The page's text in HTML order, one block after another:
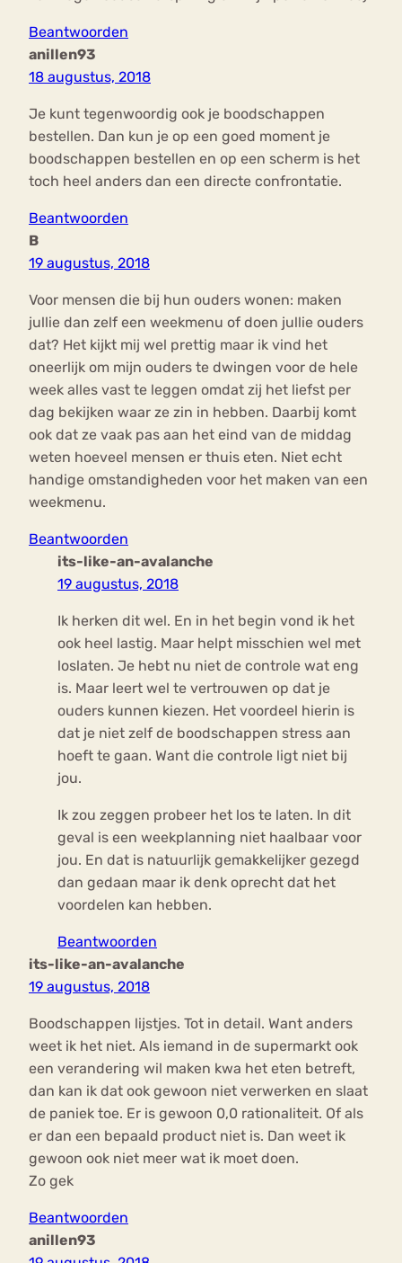
Beantwoorden
anillen93
18 augustus, 2018
Je kunt tegenwoordig ook je boodschappen
bestellen. Dan kun je op een goed moment je
boodschappen bestellen en op een scherm is het
toch heel anders dan een directe confrontatie.
Beantwoorden
B
19 augustus, 2018
Voor mensen die bij hun ouders wonen: maken
jullie dan zelf een weekmenu of doen jullie ouders
dat? Het kijkt mij wel prettig maar ik vind het
oneerlijk om mijn ouders te dwingen voor de hele
week alles vast te leggen omdat zij het liefst per
dag bekijken waar ze zin in hebben. Daarbij komt
ook dat ze vaak pas aan het eind van de middag
weten hoeveel mensen er thuis eten. Niet echt
handige omstandigheden voor het maken van een
weekmenu.
Beantwoorden
its-like-an-avalanche
19 augustus, 2018
Ik herken dit wel. En in het begin vond ik het
ook heel lastig. Maar helpt misschien wel met
loslaten. Je hebt nu niet de controle wat eng
is. Maar leert wel te vertrouwen op dat je
ouders kunnen kiezen. Het voordeel hierin is
dat je niet zelf de boodschappen stress aan
hoeft te gaan. Want die controle ligt niet bij
jou.
Ik zou zeggen probeer het los te laten. In dit
geval is een weekplanning niet haalbaar voor
jou. En dat is natuurlijk gemakkelijker gezegd
dan gedaan maar ik denk oprecht dat het
voordelen kan hebben.
Beantwoorden
its-like-an-avalanche
19 augustus, 2018
Boodschappen lijstjes. Tot in detail. Want anders
weet ik het niet. Als iemand in de supermarkt ook
een verandering wil maken kwa het eten betreft,
dan kan ik dat ook gewoon niet verwerken en slaat
de paniek toe. Er is gewoon 0,0 rationaliteit. Of als
er dan een bepaald product niet is. Dan weet ik
gewoon ook niet meer wat ik moet doen.
Zo gek
Beantwoorden
anillen93